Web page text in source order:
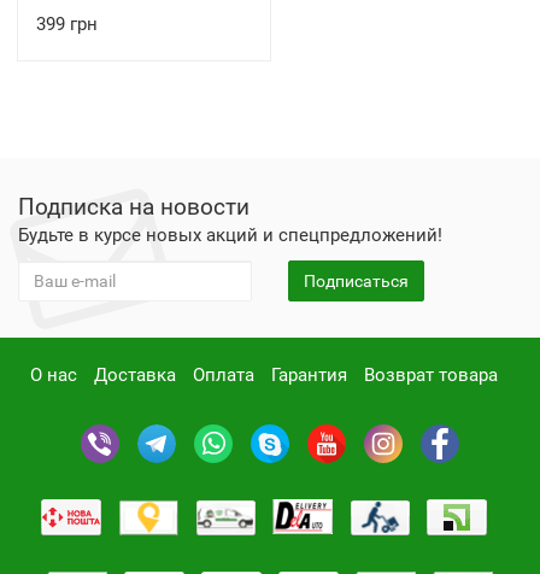
399 грн
Подписка на новости
Будьте в курсе новых акций и спецпредложений!
Подписаться
О нас Доставка Оплата Гарантия Возврат товара